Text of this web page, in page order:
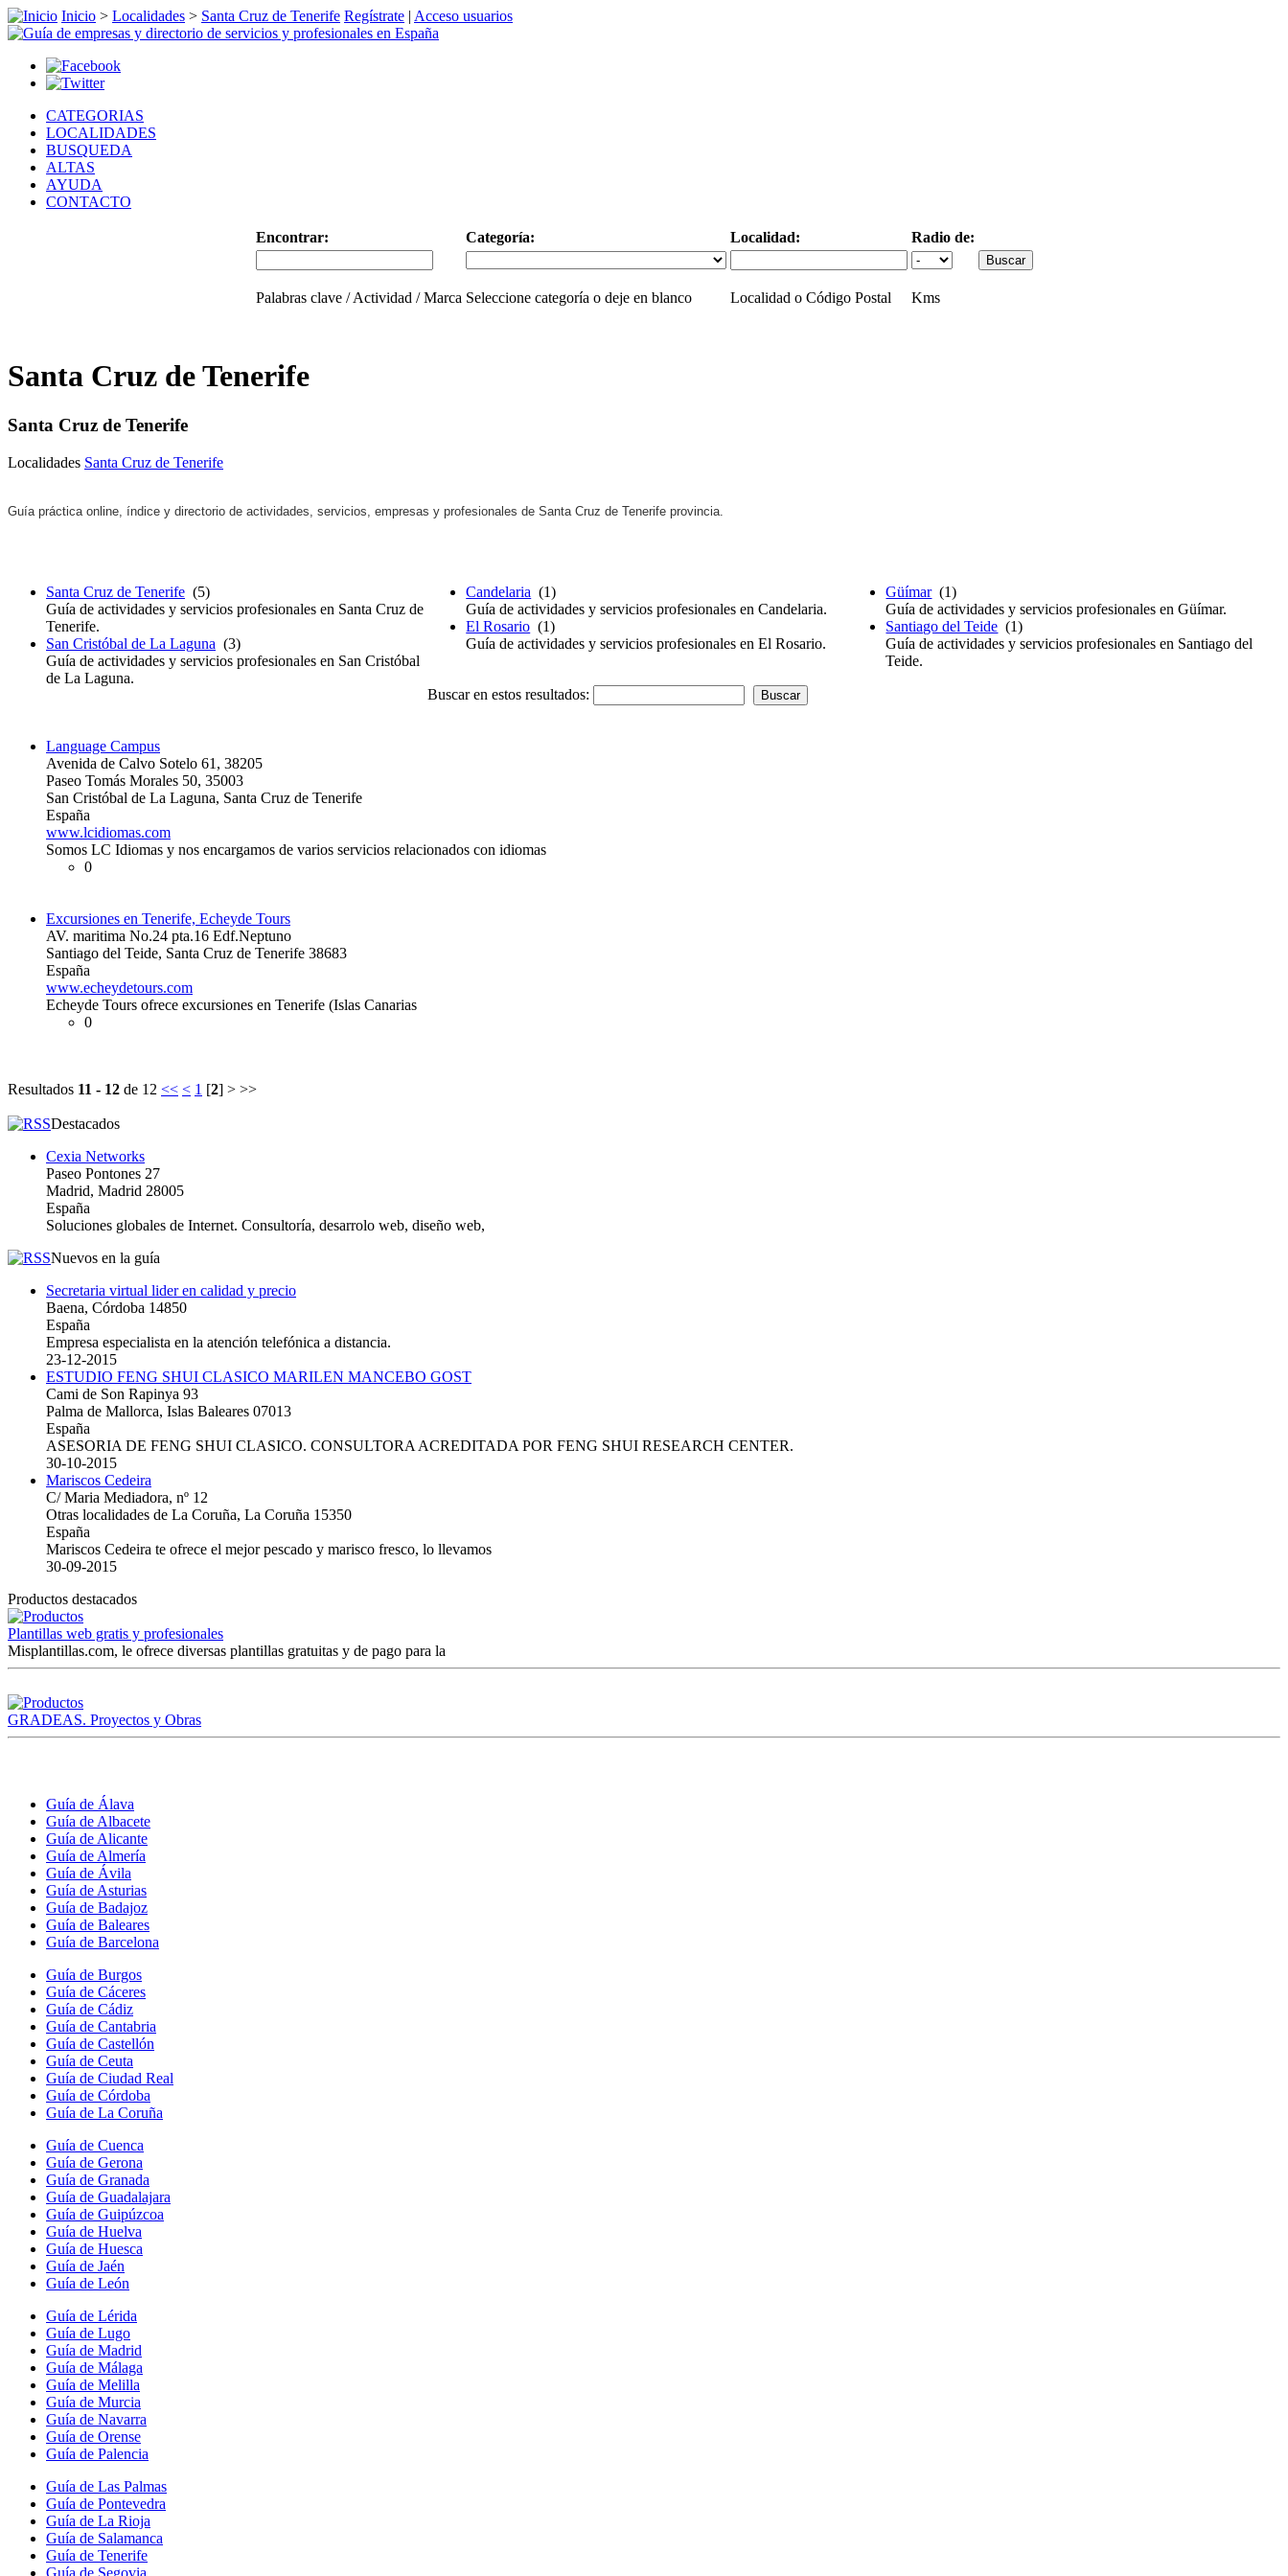
Inicio > Localidades > Santa Cruz de Tenerife Regístrate | Acceso usuarios
CATEGORIAS
LOCALIDADES
BUSQUEDA
ALTAS
AYUDA
CONTACTO
Encontrar: Categoría: Localidad: Radio de:
Palabras clave / Actividad / Marca Seleccione categoría o deje en blanco Localidad o Código Postal Kms
Santa Cruz de Tenerife
Santa Cruz de Tenerife
Localidades Santa Cruz de Tenerife
Guía práctica online, índice y directorio de actividades, servicios, empresas y profesionales de Santa Cruz de Tenerife provincia
Santa Cruz de Tenerife (5)
Guía de actividades y servicios profesionales en Santa Cruz de
Tenerife.
San Cristóbal de La Laguna (3)
Guía de actividades y servicios profesionales en San Cristóbal
de La Laguna.
Candelaria (1)
Guía de actividades y servicios profesionales en Candelaria.
El Rosario (1)
Guía de actividades y servicios profesionales en El Rosario.
Güímar(1)
Guía de actividades y servicios profesionales en Güímar.
Santiago del Teide (1)
Guía de actividades y servicios profesionales en Santiago del
Teide.
Buscar en estos resultados:
Language Campus
Avenida de Calvo Sotelo 61, 38205
Paseo Tomás Morales 50, 35003
San Cristóbal de La Laguna, Santa Cruz de Tenerife
España
www.lcidiomas.com
Somos LC Idiomas y nos encargamos de varios servicios relacionados con idiomas
0
Excursiones en Tenerife, Echeyde Tours
AV. maritima No.24 pta.16 Edf.Neptuno
Santiago del Teide, Santa Cruz de Tenerife 38683
España
www.echeydetours.com
Echeyde Tours ofrece excursiones en Tenerife (Islas Canarias
0
Resultados 11 - 12 de 12 << < 1 [2] > >>
Destacados
Cexia Networks
Paseo Pontones 27
Madrid, Madrid 28005
España
Soluciones globales de Internet. Consultoría, desarrolo web, diseño web,
Nuevos en la guía
Secretaria virtual lider en calidad y precio
Baena, Córdoba 14850
España
Empresa especialista en la atención telefónica a distancia.
23-12-2015
ESTUDIO FENG SHUI CLASICO MARILEN MANCEBO GOST
Cami de Son Rapinya 93
Palma de Mallorca, Islas Baleares 07013
España
ASESORIA DE FENG SHUI CLASICO. CONSULTORA ACREDITADA POR FENG SHUI RESEARCH CENTER.
30-10-2015
Mariscos Cedeira
C/ Maria Mediadora, nº 12
Otras localidades de La Coruña, La Coruña 15350
España
Mariscos Cedeira te ofrece el mejor pescado y marisco fresco, lo llevamos
30-09-2015
Productos destacados
Plantillas web gratis y profesionales
Misplantillas.com, le ofrece diversas plantillas gratuitas y de pago para la
GRADEAS. Proyectos y Obras
Guía de Álava
Guía de Albacete
Guía de Alicante
Guía de Almería
Guía de Ávila
Guía de Asturias
Guía de Badajoz
Guía de Baleares
Guía de Barcelona
Guía de Burgos
Guía de Cáceres
Guía de Cádiz
Guía de Cantabria
Guía de Castellón
Guía de Ceuta
Guía de Ciudad Real
Guía de Córdoba
Guía de La Coruña
Guía de Cuenca
Guía de Gerona
Guía de Granada
Guía de Guadalajara
Guía de Guipúzcoa
Guía de Huelva
Guía de Huesca
Guía de Jaén
Guía de León
Guía de Lérida
Guía de Lugo
Guía de Madrid
Guía de Málaga
Guía de Melilla
Guía de Murcia
Guía de Navarra
Guía de Orense
Guía de Palencia
Guía de Las Palmas
Guía de Pontevedra
Guía de La Rioja
Guía de Salamanca
Guía de Tenerife
Guía de Segovia